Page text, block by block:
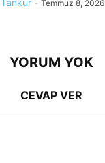
Tankur - Temmuz 8, 2026
YORUM YOK
CEVAP VER